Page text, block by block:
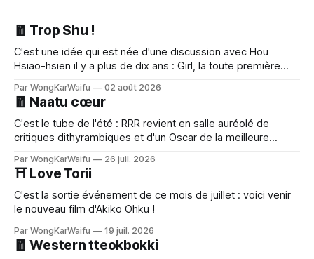
🧧 Trop Shu !
C'est une idée qui est née d'une discussion avec Hou
Hsiao-hsien il y a plus de dix ans : Girl, la toute première
Par WongKarWaifu 02 août 2026
🧧 Naatu cœur
C'est le tube de l'été : RRR revient en salle auréolé de
critiques dithyrambiques et d'un Oscar de la meilleure
Par WongKarWaifu 26 juil. 2026
⛩️ Love Torii
C'est la sortie événement de ce mois de juillet : voici venir
le nouveau film d'Akiko Ohku !
Par WongKarWaifu 19 juil. 2026
🧧 Western tteokbokki